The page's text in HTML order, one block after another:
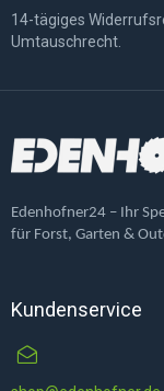
14-tägiges
Umtauschrecht.
Edenhofner24 – Ihr
für Forst, Garten &
Kundenservice